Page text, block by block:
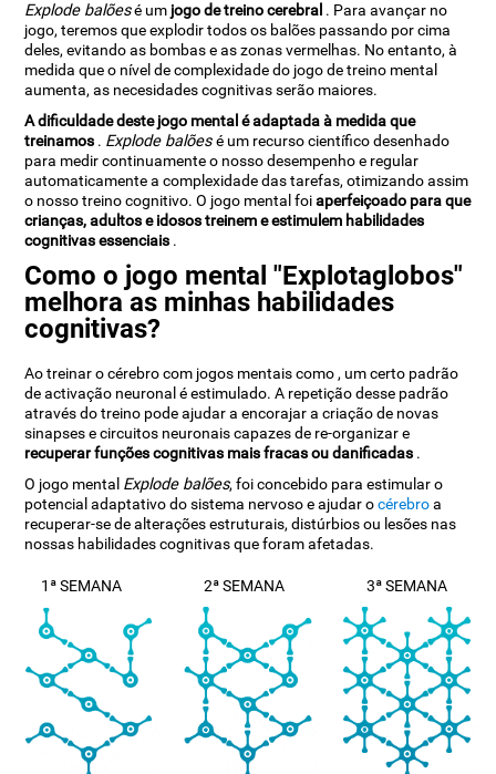
Explode balõesé um jogo de treino cerebral . Para avançar no
jogo, teremos que explodir todos os balões passando por cima
deles, evitando as bombas e as zonas vermelhas. No entanto, à
medida que o nível de complexidade do jogo de treino mental
aumenta, as necesidades cognitivas serão maiores.
A dificuldade deste jogo mental é adaptada à medida que
treinamos . Explode balõesé um recurso científico desenhado
para medir continuamente o nosso desempenho e regular
automaticamente a complexidade das tarefas, otimizando assim
o nosso treino cognitivo. O jogo mentalfoiaperfeiçoado para que
crianças, adultos e idosos treinem e estimulem habilidades
cognitivas essenciais .
Como o jogo mental "Explotaglobos"
melhora as minhas habilidades
cognitivas?
Ao treinar o cérebro com jogos mentais como, um certo padrão
de activação neuronal é estimulado. A repetição desse padrão
através do treino pode ajudar a encorajar a criação de novas
sinapses e circuitos neuronais capazes de re-organizar e
recuperar funções cognitivas mais fracas ou danificadas .
O jogo mental Explode balões, foi concebido para estimular o
potencial adaptativo do sistema nervoso e ajudar océrebroa
recuperar-se de alterações estruturais, distúrbios ou lesões nas
nossas habilidades cognitivas que foram afetadas.
1ª SEMANA 2ª SEMANA 3ª SEMANA